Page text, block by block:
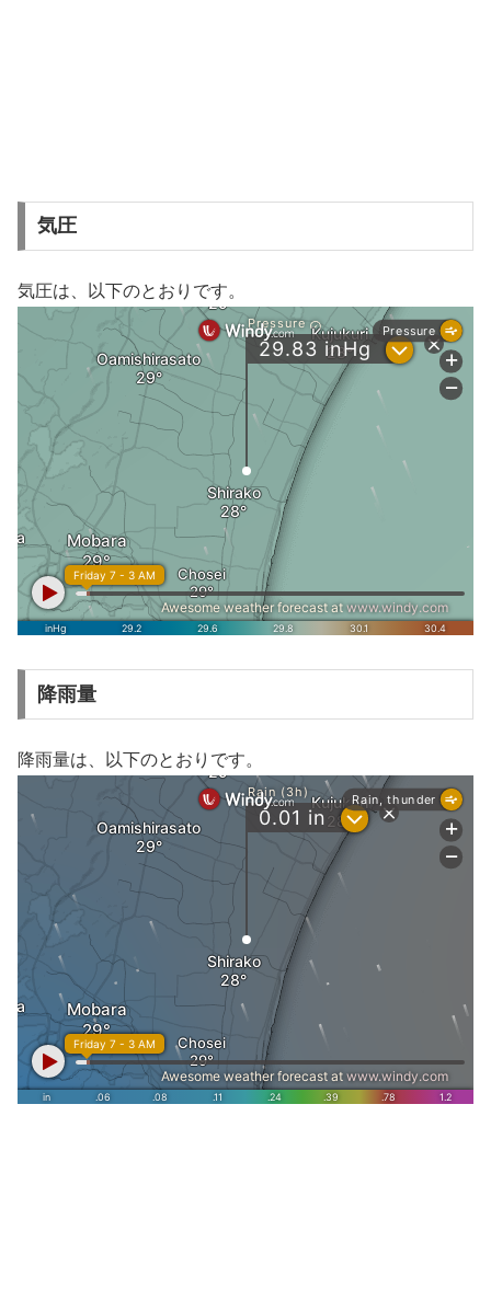
気圧
気圧は、以下のとおりです。
降雨量
降雨量は、以下のとおりです。